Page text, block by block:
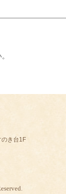
き台1F